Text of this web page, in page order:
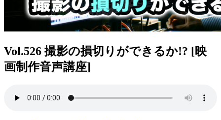
Vol.526 撮影の損切りができるか!? [映
画制作音声講座]